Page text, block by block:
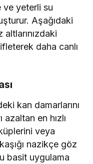
ve yeterli su
Aşağıdaki
daha canlı
kan damarlarını
en hızlı
veya
nazikçe göz
basit uygulama